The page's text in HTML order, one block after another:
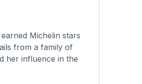
Michelin stars
from a family of
her influence in the